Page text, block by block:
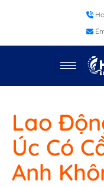
Lao
Úc Có
Anh